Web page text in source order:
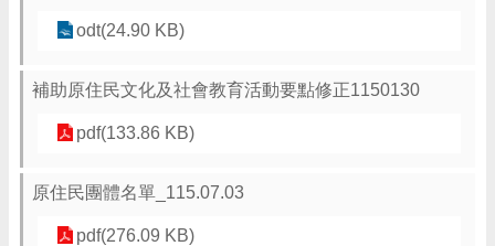
odt(24.90 KB)
補助原住民文化及社會教育活動要點修正1150130
pdf(133.86 KB)
原住民團體名單_115.07.03
pdf(276.09 KB)